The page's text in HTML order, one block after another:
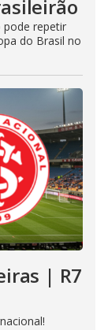
pode repetir
do Brasil no
| R7